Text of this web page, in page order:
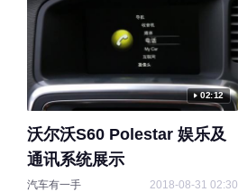
02:12
沃尔沃S60 Polestar 娱乐及
通讯系统展示
汽车有一手 2018-08-31 02:30